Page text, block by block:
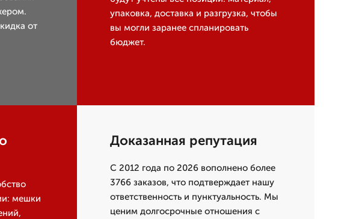
от
упаковка, доставка и разгрузка, чтобы
вы могли заранее спланировать
бюджет.
мешки
Доказанная репутация
С 2012 года по 2026 вополнено более
3766 заказов, что подтверждает нашу
ответственность и пунктуальность. Мы
ценим долгосрочные отношения с